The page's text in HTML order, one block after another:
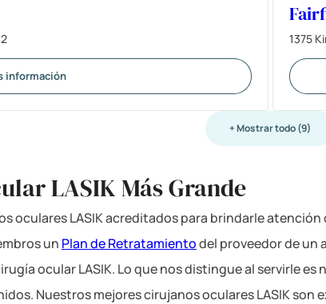
información
1375
+ Mostrar todo (9)
LASIK Más Grande
oculares LASIK acreditados para brindarle
un Plan de Retratamientodel proveedor de un
ocular LASIK. Lo que nos distingue al servirle
Nuestros mejores cirujanos oculares LASIK